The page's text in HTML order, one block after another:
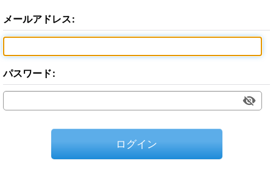
メールアドレス:
パスワード:
ログイン